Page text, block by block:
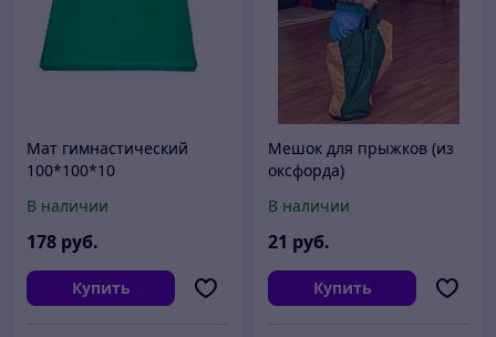
Мат гимнастический
100*100*10
В наличии
178 руб.
Купить
Мешок для прыжков (из
оксфорда)
В наличии
21 руб.
Купить